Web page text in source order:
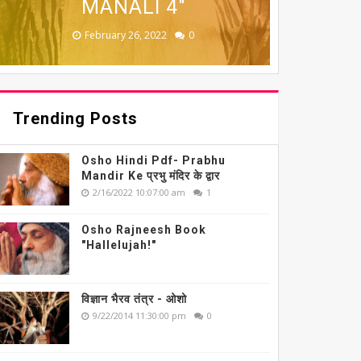
MANALI 5"
February 26, 2022 0
MANALI 6"
February 26, 2022 0
MANALI 7"
February 26, 2022 0
MANALI 4"
February 26, 2022 0
MANALI 3"
February 26, 2022 0
Trending Posts
Osho Hindi Pdf- Prabhu
Mandir Ke प्रभु मंदिर के द्वार
2/16/2022 10:07:00 am 1
Osho Rajneesh Book
"Hallelujah!"
विज्ञान भैरव तंत्र - ओशो
9/22/2014 11:30:00 pm 0